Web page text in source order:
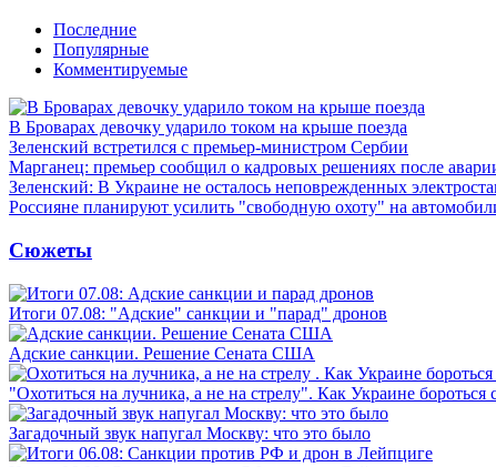
Последние
Популярные
Комментируемые
В Броварах девочку ударило током на крыше поезда
Зеленский встретился с премьер-министром Сербии
Марганец: премьер сообщил о кадровых решениях после
Зеленский: В Украине не осталось неповрежденных
Россияне планируют усилить "свободную охоту" на
Сюжеты
Итоги 07.08: "Адские" санкции и "парад" дронов
Адские санкции. Решение Сената США
"Охотиться на лучника, а не на стрелу". Как Украине бороться
Загадочный звук напугал Москву: что это было